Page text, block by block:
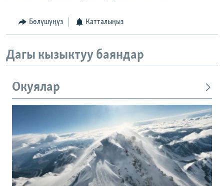
Бөлүшүңүз Катталыңыз
Дагы кызыктуу баяндар
Окуялар